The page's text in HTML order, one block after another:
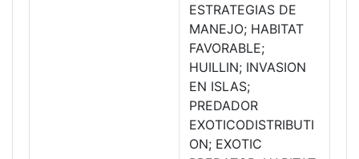
ESTRATEGIAS DE
MANEJO; HABITAT
FAVORABLE;
HUILLIN; INVASION
EN ISLAS;
PREDADOR
EXOTICODISTRIBUTI
ON; EXOTIC